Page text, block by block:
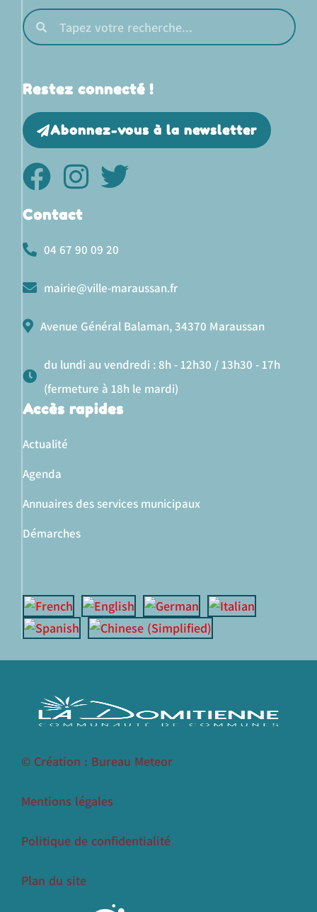
Restez connecté !
Abonnez-vous à la newsletter
Contact
04 67 90 09 20
mairie@ville-maraussan.fr
Avenue Général Balaman, 34370 Maraussan
du lundi au vendredi : 8h - 12h30 / 13h30 - 17h
(fermeture à 18h le mardi)
Accès rapides
Actualité
Agenda
Annuaires des services municipaux
Démarches
© Création : Bureau Meteor
Mentions légales
Politique de confidentialité
Plan du site